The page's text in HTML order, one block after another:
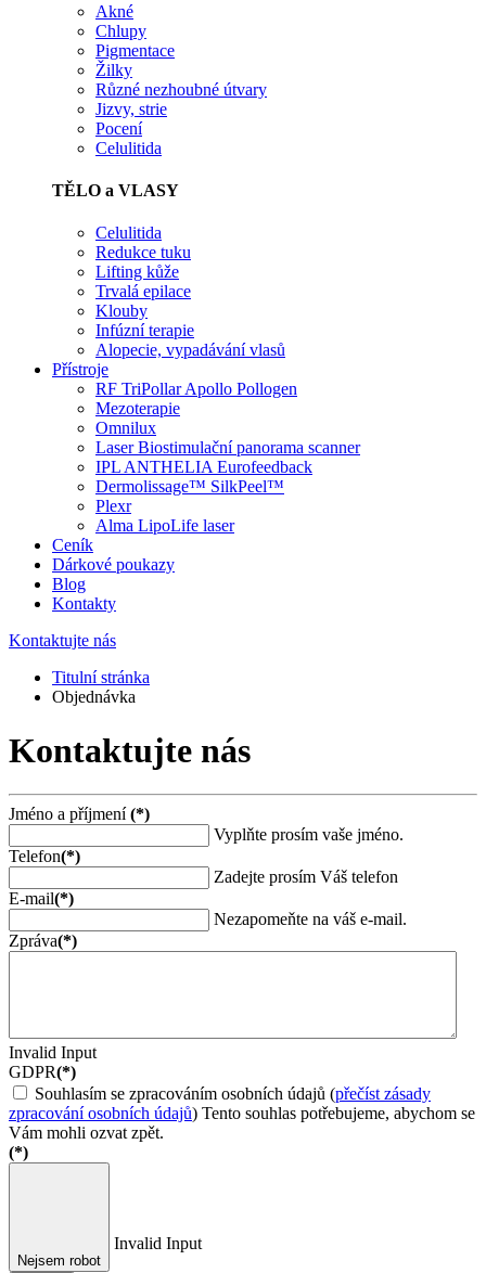
Akné
Chlupy
Pigmentace
Žilky
Různé nezhoubné útvary
Jizvy, strie
Pocení
Celulitida
TĚLO a VLASY
Celulitida
Redukce tuku
Lifting kůže
Trvalá epilace
Klouby
Infúzní terapie
Alopecie, vypadávání vlasů
Přístroje
RF TriPollar Apollo Pollogen
Mezoterapie
Omnilux
Laser Biostimulační panorama scanner
IPL ANTHELIA Eurofeedback
Dermolissage™ SilkPeel™
Plexr
Alma LipoLife laser
Ceník
Dárkové poukazy
Blog
Kontakty
Kontaktujte nás
Titulní stránka
Objednávka
Kontaktujte nás
Jméno a příjmení(*)
Vyplňte prosím vaše jméno.
Telefon(*)
Zadejte prosím Váš telefon
E-mail(*)
Nezapomeňte na váš e-mail.
Zpráva(*)
Invalid Input
GDPR(*)
Souhlasím se zpracováním osobních údajů (přečíst zásady
zpracování osobních údajů) Tento souhlas potřebujeme, abychom se
Vám mohli ozvat zpět.
(*)
Nejsem robot
Invalid Input